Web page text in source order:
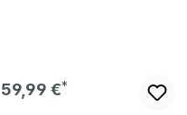
Regulärer Preis:
59,99 €